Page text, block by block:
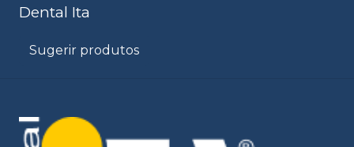
Dental Ita
Sugerir produtos